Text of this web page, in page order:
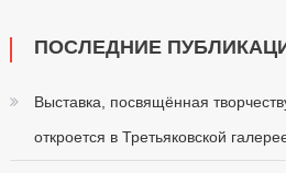
ПОСЛЕДНИЕ
Выставка, посвящённая
откроется в Третьяковской